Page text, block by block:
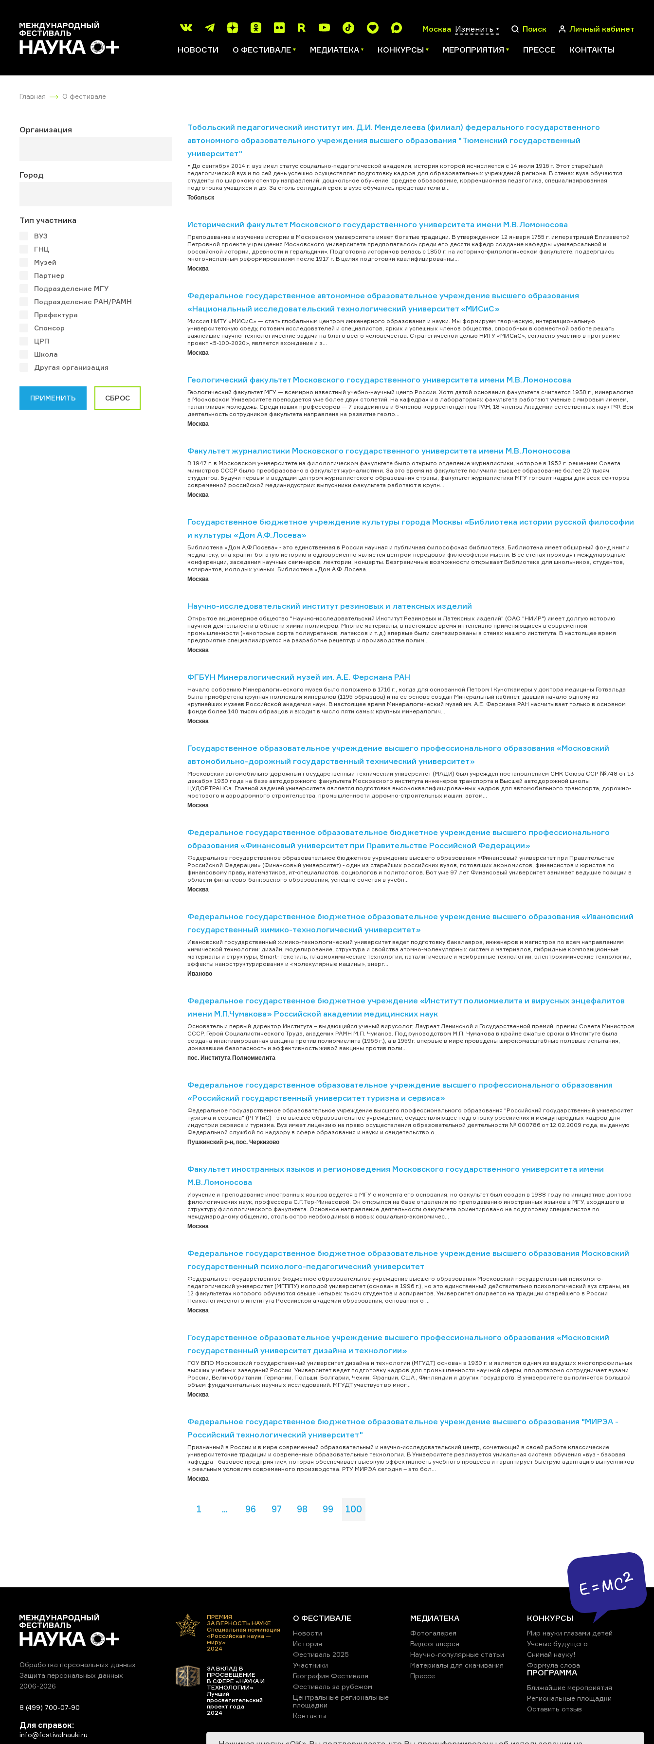
Москва Изменить Поиск Личный кабинет
НОВОСТИ О ФЕСТИВАЛЕ МЕДИАТЕКА КОНКУРСЫ МЕРОПРИЯТИЯ ПРЕССЕ КОНТАКТЫ
Главная О фестивале
Организация
Город
Тип участника
ВУЗ
ГНЦ
Музей
Партнер
Подразделение МГУ
Подразделение РАН/РАМН
Префектура
Спонсор
ЦРП
Школа
Другая организация
Тобольский педагогический институт им. Д.И. Менделеева (филиал) федерального государственного
автономного образовательного учреждения высшего образования "Тюменский государственный
университет"
• До сентября 2014 г. вуз имел статус социально-педагогической академии, история которой исчисляется с 14 июля 1916 г. Этот старейший
педагогический вуз и по сей день успешно осуществляет подготовку кадров для образовательных учреждений региона. В стенах вуза обучаются
студенты по широкому спектру направлений: дошкольное обучение, среднее образование, коррекционная педагогика, специализированная
подготовка учащихся и др. За столь солидный срок в вузе обучались представители в...
Тобольск
Исторический факультет Московского государственного университета имени М.В.Ломоносова
Преподавание и изучение истории в Московском университете имеет богатые традиции. В утвержденном 12 января 1755 г. императрицей Елизаветой
Петровной проекте учреждения Московского университета предполагалось среди его десяти кафедр создание кафедры «универсальной и
российской истории, древности и геральдики». Подготовка историков велась с 1850 г. на историко-филологическом факультете, подвергшись
многочисленным реформированиям после 1917 г. В целях подготовки квалифицированны...
Москва
Федеральное государственное автономное образовательное учреждение высшего образования
«Национальный исследовательский технологический университет «МИСиС»
Миссия НИТУ «МИСиС» — стать глобальным центром инженерного образования и науки. Мы формируем творческую, интернациональную
университетскую среду, готовим исследователей и специалистов, ярких и успешных членов общества, способных в совместной работе решать
важнейшие научно-технологические задачи на благо всего человечества. Стратегической целью НИТУ «МИСиС», согласно участию в программе
проект «5-100-2020», является вхождение и з...
Москва
Геологический факультет Московского государственного университета имени М.В.Ломоносова
Геологический факультет МГУ — всемирно известный учебно-научный центр России. Хотя датой основания факультета считается 1938 г., минералогия
в Московском Университете преподается уже более двух столетий. На кафедрах и в лабораториях факультета работают ученые с мировым именем,
талантливая молодежь. Среди наших профессоров — 7 академиков и 6 членов-корреспондентов РАН, 18 членов Академии естественных наук РФ. Вся
деятельность сотрудников факультета направлена на развитие геоло...
Москва
Факультет журналистики Московского государственного университета имени М.В.Ломоносова
В 1947 г. в Московском университете на филологическом факультете было открыто отделение журналистики, которое в 1952 г. решением Совета
министров СССР было преобразовано в факультет журналистики. За это время на факультете получили высшее образование более 20 тысяч
студентов. Будучи первым и ведущим центром журналистского образования страны, факультет журналистики МГУ готовит кадры для всех секторов
современной российской медианидустрии: выпускники факультета работают в крупн...
Москва
Государственное бюджетное учреждение культуры города Москвы «Библиотека истории русской философии
и культуры «Дом А.Ф.Лосева»
Библиотека «Дом А.Ф.Лосева» - это единственная в России научная и публичная философская библиотека. Библиотека имеет обширный фонд книг и
медиатеку, она хранит богатую историю и одновременно является центром передовой философской мысли. В ее стенах проходят международные
конференции, заседания научных семинаров, лектории, концерты. Безграничные возможности открывает Библиотека для школьников, студентов,
аспирантов, молодых ученых. Библиотека «Дом А.Ф. Лосева...
Москва
Научно-исследовательский институт резиновых и латексных изделий
Открытое акционерное общество "Научно-исследовательский Институт Резиновых и Латексных изделий" (ОАО "НИИР") имеет долгую историю
научной деятельности в области химии полимеров. Многие материалы, в настоящее время интенсивно применяющиеся в современной
промышленности (некоторые сорта полиуретанов, латексов и т.д.) впервые были синтезированы в стенах нашего института. В настоящее время
предприятие специализируется на разработке рецептур и производстве полим...
Москва
ФГБУН Минералогический музей им. А.Е. Ферсмана РАН
Начало собранию Минералогического музея было положено в 1716 г., когда для основанной Петром I Кунсткамеры у доктора медицины Готвальда
была приобретена крупная коллекция минералов (1195 образцов) и на ее основе создан Минеральный кабинет, давший начало одному из
крупнейших музеев Российской академии наук. В настоящее время Минералогический музей им. А.Е. Ферсмана РАН насчитывает только в основном
фонде более 140 тысяч образцов и входит в число пяти самых крупных минералогич...
Москва
Государственное образовательное учреждение высшего профессионального образования «Московский
автомобильно-дорожный государственный технический университет»
Московский автомобильно-дорожный государственный технический университет (МАДИ) был учрежден постановлением СНК Союза ССР №748 от 13
декабря 1930 года на базе автодорожного факультета Московского института инженеров транспорта и Высшей автодорожной школы
ЦУДОРТРАНСа. Главной задачей университета является подготовка высококвалифицированных кадров для автомобильного транспорта, дорожно-
мостового и аэродромного строительства, промышленности дорожно-строительных машин, автом...
Москва
Федеральное государственное образовательное бюджетное учреждение высшего профессионального
образования «Финансовый университет при Правительстве Российской Федерации»
Федеральное государственное образовательное бюджетное учреждение высшего образования «Финансовый университет при Правительстве
Российской Федерации» (Финансовый университет) - один из старейших российских вузов, готовящих экономистов, финансистов и юристов по
финансовому праву, математиков, ит-специалистов, социологов и политологов. Вот уже 97 лет Финансовый университет занимает ведущие позиции в
области финансово-банковского образования, успешно сочетая в учебн...
Москва
Федеральное государственное бюджетное образовательное учреждение высшего образования «Ивановский
государственный химико-технологический университет»
Ивановский государственный химико-технологический университет ведет подготовку бакалавров, инженеров и магистров по всем направлениям
химической технологии: дизайн, моделирование, структура и свойства атомно-молекулярных систем и материалов, гибридные композиционные
материалы и структуры, Smart- текстиль, плазмохимические технологии, каталитические и мембранные технологии, электрохимические технологии,
эффекты наноструктурирования и «молекулярные машины», энерг...
Иваново
Федеральное государственное бюджетное учреждение «Институт полиомиелита и вирусных энцефалитов
имени М.П.Чумакова» Российской академии медицинских наук
Основатель и первый директор Института – выдающийся ученый вирусолог, Лауреат Ленинской и Государственной премий, премии Совета Министров
СССР, Герой Социалистического Труда, академик РАМН М.П. Чумаков. Под руководством М.П. Чумакова в крайне сжатые сроки в Институте была
создана инактивированная вакцина против полиомиелита (1956 г.), а в 1959г. впервые в мире проведены широкомасштабные полевые испытания,
доказавшие безопасность и эффективность живой вакцины против поли...
пос. Института Полиомиелита
Федеральное государственное образовательное учреждение высшего профессионального образования
«Российский государственный университет туризма и сервиса»
Федеральное государственное образовательное учреждение высшего профессионального образования "Российский государственный университет
туризма и сервиса" (РГУТиС) - это высшее образовательное учреждение, осуществляющее подготовку российских и международных кадров для
индустрии сервиса и туризма. Вуз имеет лицензию на право осуществления образовательной деятельности № 000786 от 12.02.2009 года, выданную
Федеральной службой по надзору в сфере образования и науки и свидетельство о...
Пушкинский р-н, пос. Черкизово
Факультет иностранных языков и регионоведения Московского государственного университета имени
М.В.Ломоносова
Изучение и преподавание иностранных языков ведется в МГУ с момента его основания, но факультет был создан в 1988 году по инициативе доктора
филологических наук, профессора С.Г. Тер-Минасовой. Он открылся на базе отделения по преподаванию иностранных языков в МГУ, входящего в
структуру филологического факультета. Основное направление деятельности факультета ориентировано на подготовку специалистов по
международному общению, столь остро необходимых в новых социально-экономичес...
Москва
Федеральное государственное бюджетное образовательное учреждение высшего образования Московский
государственный психолого-педагогический университет
Федеральное государственное бюджетное образовательное учреждение высшего образования Московский государственный психолого-
педагогический университет (МГППУ) молодой университет (основан в 1996 г.), но это единственный действительно психологический вуз страны, на
12 факультетах которого обучаются свыше четырех тысяч студентов и аспирантов. Университет опирается на традиции старейшего в России
Психологического института Российской академии образования, основанного ...
Москва
Государственное образовательное учреждение высшего профессионального образования «Московский
государственный университет дизайна и технологии»
ГОУ ВПО Московский государственный университет дизайна и технологии (МГУДТ) основан в 1930 г. и является одним из ведущих многопрофильных
высших учебных заведений России. Университет ведет подготовку кадров для промышленности научной сферы, плодотворно сотрудничает вузами
России, Великобритании, Германии, Польши, Болгарии, Чехии, Франции, США , Финляндии и других государств. В университете выполняется большой
объем фундаментальных научных исследований. МГУДТ участвует во мног...
Москва
Федеральное государственное бюджетное образовательное учреждение высшего образования "МИРЭА -
Российский технологический университет"
Признанный в России и в мире современный образовательный и научно-исследовательский центр, сочетающий в своей работе классические
университетские традиции и современные образовательные технологии. В Университете реализуется уникальная система обучения «вуз - базовая
кафедра - базовое предприятие», которая обеспечивает высокую эффективность учебного процесса и гарантирует быструю адаптацию выпускников
к реальным условиям современного производства. РТУ МИРЭА сегодня – это бол...
Москва
1 ... 96 97 98 99 100
Обработка персональных данных
Защита персональных данных
2006-2026
8 (499) 700-07-90
Для справок:
info@festivalnauki.ru
ПРЕМИЯ
ЗА ВЕРНОСТЬ НАУКЕ
Специальная номинация
«Российская наука —
миру»
2024
ЗА ВКЛАД В
ПРОСВЕЩЕНИЕ
В СФЕРЕ «НАУКА И
ТЕХНОЛОГИИ»
Лучший
просветительский
проект года
2024
О ФЕСТИВАЛЕ
Новости
История
Фестиваль 2025
Участники
География Фестиваля
Фестиваль за рубежом
Центральные региональные
площадки
Контакты
МЕДИАТЕКА
Фотогалерея
Видеогалерея
Научно-популярные статьи
Материалы для скачивания
Прессе
КОНКУРСЫ
Мир науки глазами детей
Ученые будущего
Снимай науку!
Формула слова
ПРОГРАММА
Ближайшие мероприятия
Региональные площадки
Оставить отзыв